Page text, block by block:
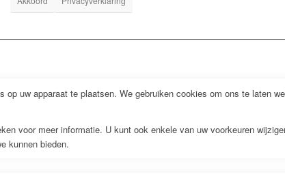
op uw apparaat te plaatsen. We gebruiken cookies om ons te laten
voor meer informatie. U kunt ook enkele van uw voorkeuren
kunnen bieden.